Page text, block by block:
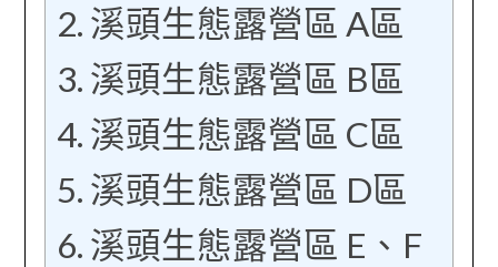
溪頭生態露營區 A區
溪頭生態露營區 B區
溪頭生態露營區 C區
溪頭生態露營區 D區
溪頭生態露營區 E、F